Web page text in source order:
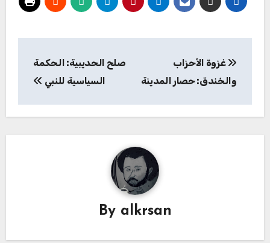
المقالات
غزوة الأحزاب
والخندق: حصار المدينة
صلح الحديبية: الحكمة
السياسية للنبي
By alkrsan